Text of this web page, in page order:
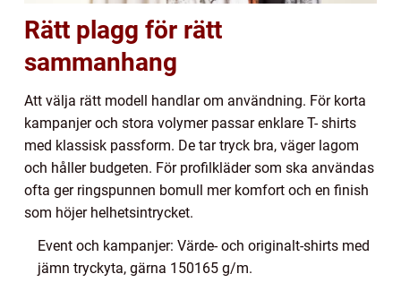
Rätt plagg för rätt
sammanhang
Att välja rätt modell handlar om användning. För korta
kampanjer och stora volymer passar enklare T- shirts
med klassisk passform. De tar tryck bra, väger lagom
och håller budgeten. För profilkläder som ska användas
ofta ger ringspunnen bomull mer komfort och en finish
som höjer helhetsintrycket.
Event och kampanjer: Värde- och originalt-shirts med
jämn tryckyta, gärna 150165 g/m.